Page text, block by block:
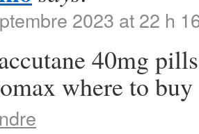
2023 at 22 h
40mg
where to buy